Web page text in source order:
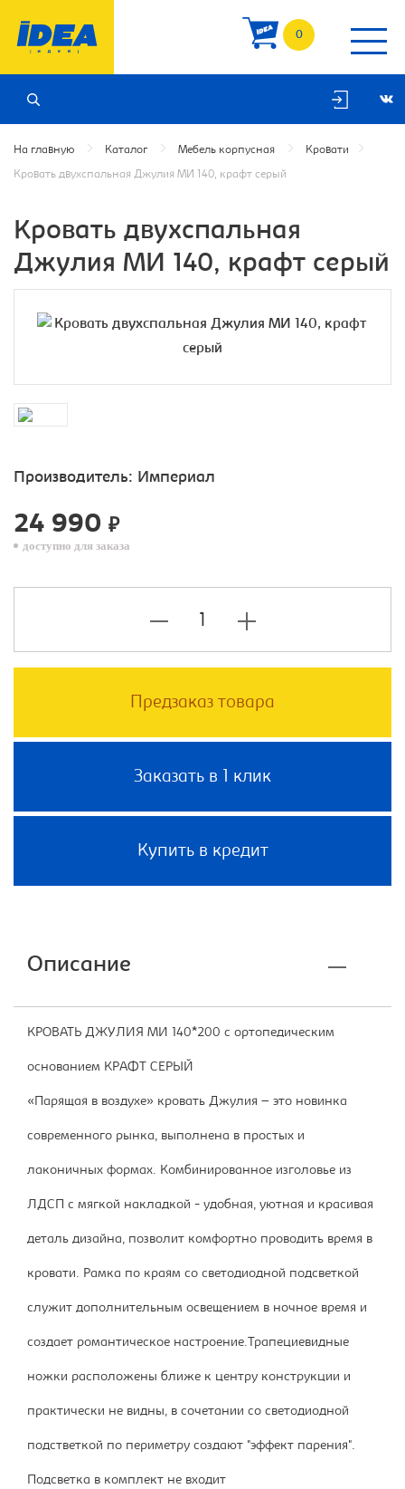
0
На главную Каталог Мебель корпусная Кровати
Кровать двухспальная Джулия МИ 140, крафт серый
Кровать двухспальная
Джулия МИ 140, крафт серый
Производитель: Империал
24 990 ₽
доступно для заказа
Предзаказ товара
Заказать в 1 клик
Купить в кредит
Описание
КРОВАТЬ ДЖУЛИЯ МИ 140*200 с ортопедическим
основанием КРАФТ СЕРЫЙ
«Парящая в воздухе» кровать Джулия – это новинка
современного рынка, выполнена в простых и
лаконичных формах. Комбинированное изголовье из
ЛДСП с мягкой накладкой - удобная, уютная и красивая
деталь дизайна, позволит комфортно проводить время в
кровати. Рамка по краям со светодиодной подсветкой
служит дополнительным освещением в ночное время и
создает романтическое настроение.Трапециевидные
ножки расположены ближе к центру конструкции и
практически не видны, в сочетании со светодиодной
подстветкой по периметру создают "эффект парения".
Подсветка в комплект не входит